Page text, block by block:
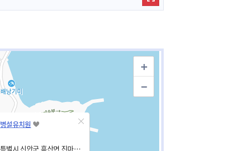
설유치원
전남광주통합특별시 신안군 흑산면 진마을길 12-13